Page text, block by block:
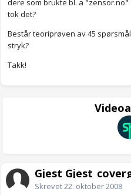
dere som brukte bl. a
tok det?
Består teoriprøven av 45
stryk?
Takk!
Gjest
Skrevet22. oktober 2008